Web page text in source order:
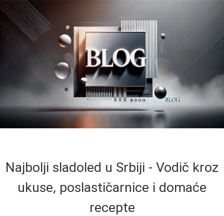
Najbolji sladoled u Srbiji - Vodič kroz
ukuse, poslastičarnice i domaće
recepte